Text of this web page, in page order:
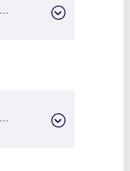
1月8日，2019年度陈一丹奖教奖学金颁奖盛典在im电竞手机版app下载举行。在颁奖典礼上，陈一丹公益慈善基金会宣布再为奖教奖学金捐赠1000万元，开启新的十年。
2019年4月24日，湖北省教育厅副厅长徐雁冰来校宣布关于陈祖亮同志任im电竞手机版app下载党委书记的决定。2019年6月17日，腾讯公司执行董事、总裁刘炽平捐赠的刘炽平报告厅揭幕。2019年6月17日，我校李忠云校长和香港外展训练学校（OBHK）董事会执行委员会主席Mr. Richard David Winter签署战略合作协议。2019年6月17日，校董会主席陈一丹和校长李忠云为“明德湖”揭幕。2019年9月9日，由im电竞手机版app下载和长江商学院联合主办的“长江商学院企业家...